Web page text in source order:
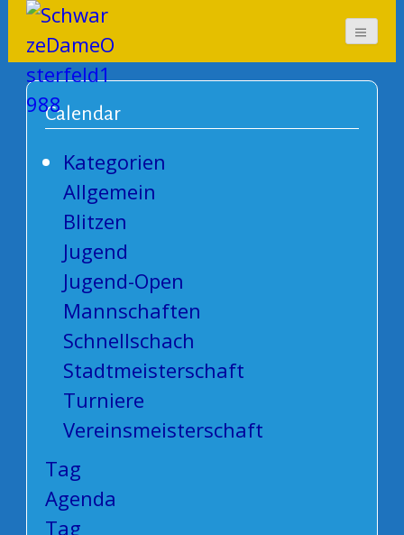
SchwarzeDameOsterf
eld1988
Calendar
Kategorien
Allgemein
Blitzen
Jugend
Jugend-Open
Mannschaften
Schnellschach
Stadtmeisterschaft
Turniere
Vereinsmeisterschaft
Tag
Agenda
Tag